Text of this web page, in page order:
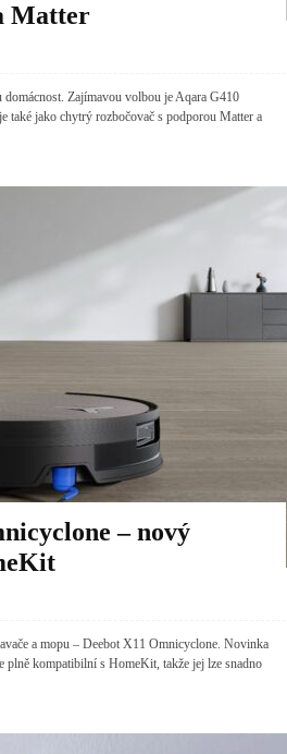
Matter
Zajímavou volbou je Aqara G410
také jako chytrý rozbočovač s podporou Matter a
– nový
a mopu – Deebot X11 Omnicyclone. Novinka
plně kompatibilní s HomeKit, takže jej lze snadno